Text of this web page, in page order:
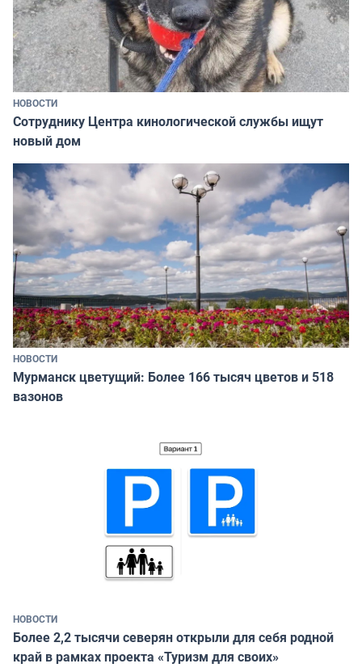
НОВОСТИ
Сотруднику Центра кинологической службы ищут
новый дом
НОВОСТИ
Мурманск цветущий: Более 166 тысяч цветов и 518
вазонов
НОВОСТИ
Более 2,2 тысячи северян открыли для себя родной
край в рамках проекта «Туризм для своих»